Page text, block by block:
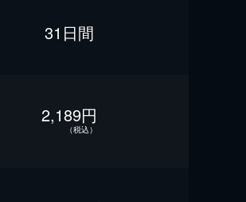
31日間
2,189円
（税込）